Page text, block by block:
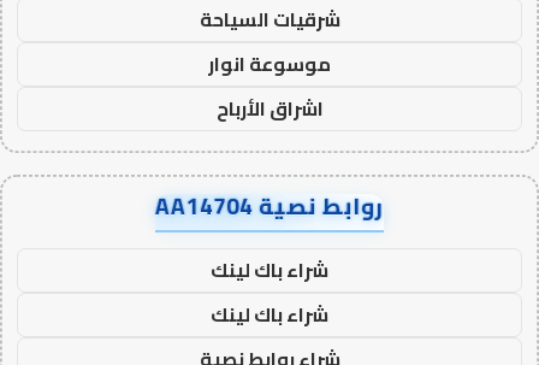
شرقيات السياحة
موسوعة انوار
اشراق الأرباح
روابط نصية AA14704
شراء باك لينك
شراء باك لينك